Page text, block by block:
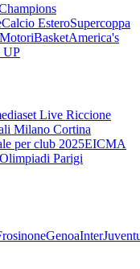
Calcio EsteroSupercoppa
BasketAmerica's
UP
Live Riccione
Milano Cortina
per club 2025EICMA
Olimpiadi Parigi
GenoaInter